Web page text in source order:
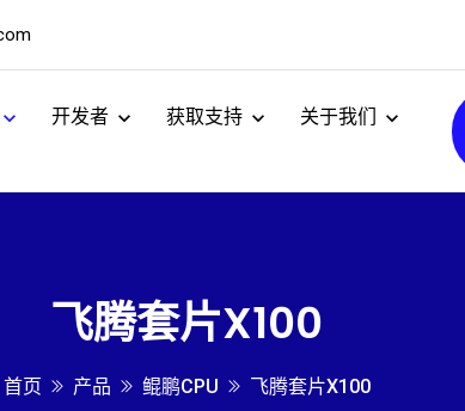
开发者 获取支持 关于我们
飞腾套片X100
首页 产品 鲲鹏CPU 飞腾套片X100